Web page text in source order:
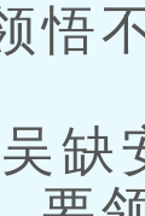
悟
缺